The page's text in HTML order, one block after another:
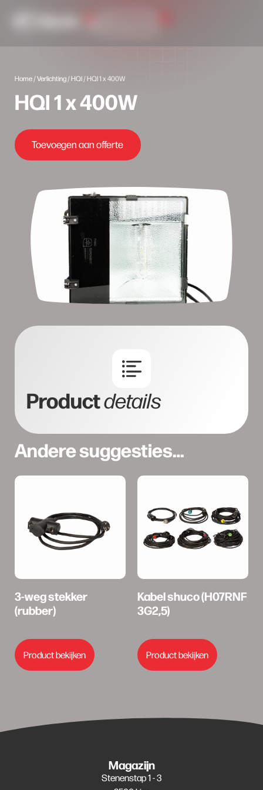
Home/Verlichting/HQI/ HQI 1 x 400W
HQI 1 x 400W
Toevoegen aan offerte
Productdetails
Andere suggesties…
3-weg stekker
(rubber)
Product bekijken
Kabel shuco (H07RNF
3G2,5)
Product bekijken
Magazijn
Stenenstap 1 - 3